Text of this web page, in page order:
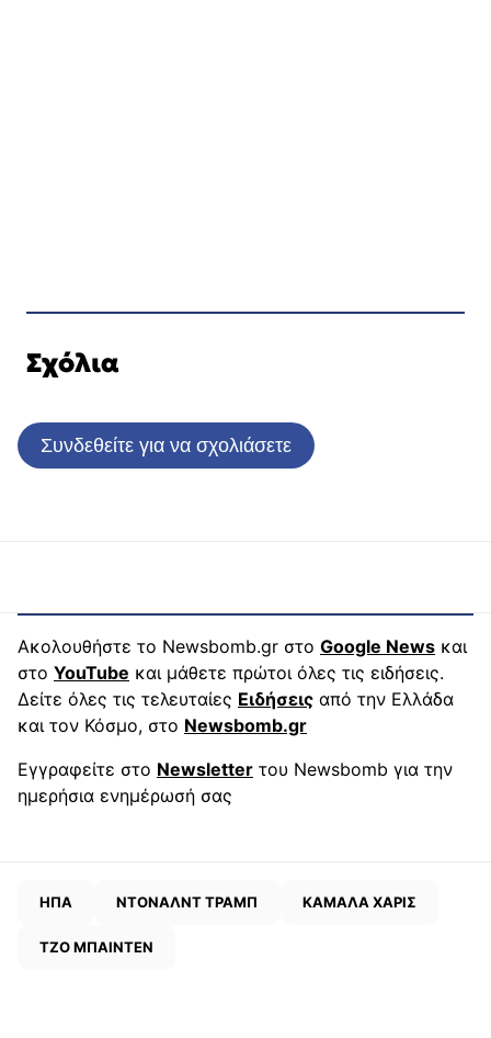
Σχόλια
Συνδεθείτε για να σχολιάσετε
Ακολουθήστε το Newsbomb.gr στο Google News και
στο YouTube και μάθετε πρώτοι όλες τις ειδήσεις.
Δείτε όλες τις τελευταίες Ειδήσεις από την Ελλάδα
και τον Κόσμο, στο Newsbomb.gr
Εγγραφείτε στο Newsletter του Newsbomb για την
ημερήσια ενημέρωσή σας
ΗΠΑ ΝΤΟΝΑΛΝΤ ΤΡΑΜΠ ΚΑΜΑΛΑ ΧΑΡΙΣ
ΤΖΟ ΜΠΑΙΝΤΕΝ